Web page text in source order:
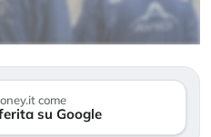
come
su Google